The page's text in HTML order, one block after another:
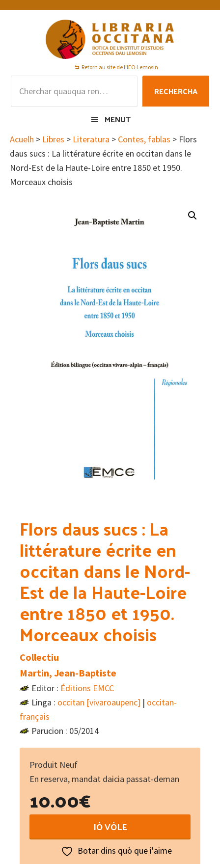
Skip
Skip
Skip
Retorn au site de l'IEO Lemosin
RECHERCHA
MENUT
Acuelh > Libres > Literatura > Contes, fablas > Flors
daus sucs : La littérature écrite en occitan dans le
Nord-Est de la Haute-Loire entre 1850 et 1950.
Morceaux choisis
Flors daus sucs : La
littérature écrite en
occitan dans le Nord-
Est de la Haute-Loire
entre 1850 et 1950.
Morceaux choisis
Collectiu
Martin, Jean-Baptiste
Editor : Éditions EMCC
Linga : occitan [vivaroaupenc] | occitan-
français
Parucion : 05/2014
Produit Neuf
En reserva, mandat daicia passat-deman
10.00€
IÒ VÒLE
Botar dins quò que i'aime